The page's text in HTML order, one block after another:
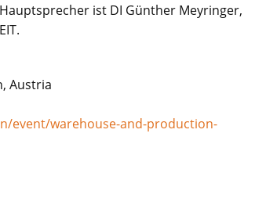
ist DI Günther Meyringer,
Austria
event/warehouse-and-production-